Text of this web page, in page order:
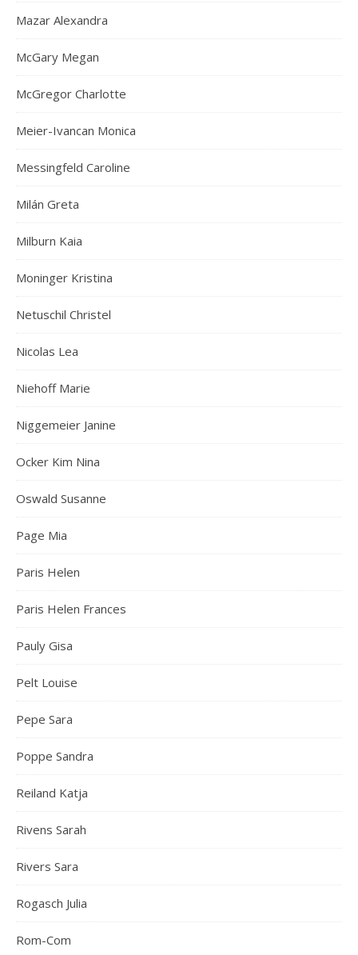
Mazar Alexandra
McGary Megan
McGregor Charlotte
Meier-Ivancan Monica
Messingfeld Caroline
Milán Greta
Milburn Kaia
Moninger Kristina
Netuschil Christel
Nicolas Lea
Niehoff Marie
Niggemeier Janine
Ocker Kim Nina
Oswald Susanne
Page Mia
Paris Helen
Paris Helen Frances
Pauly Gisa
Pelt Louise
Pepe Sara
Poppe Sandra
Reiland Katja
Rivens Sarah
Rivers Sara
Rogasch Julia
Rom-Com